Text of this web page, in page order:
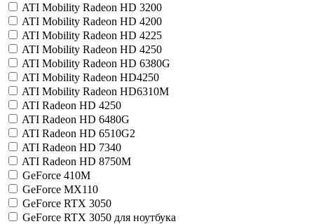
ATI Mobility Radeon HD 3200
ATI Mobility Radeon HD 4200
ATI Mobility Radeon HD 4225
ATI Mobility Radeon HD 4250
ATI Mobility Radeon HD 6380G
ATI Mobility Radeon HD4250
ATI Mobility Radeon HD6310M
ATI Radeon HD 4250
ATI Radeon HD 6480G
ATI Radeon HD 6510G2
ATI Radeon HD 7340
ATI Radeon HD 8750M
GeForce 410M
GeForce MX110
GeForce RTX 3050
GeForce RTX 3050 для ноутбука